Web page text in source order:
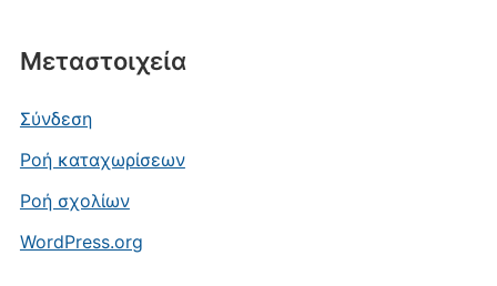
Μεταστοιχεία
Σύνδεση
Ροή καταχωρίσεων
Ροή σχολίων
WordPress.org